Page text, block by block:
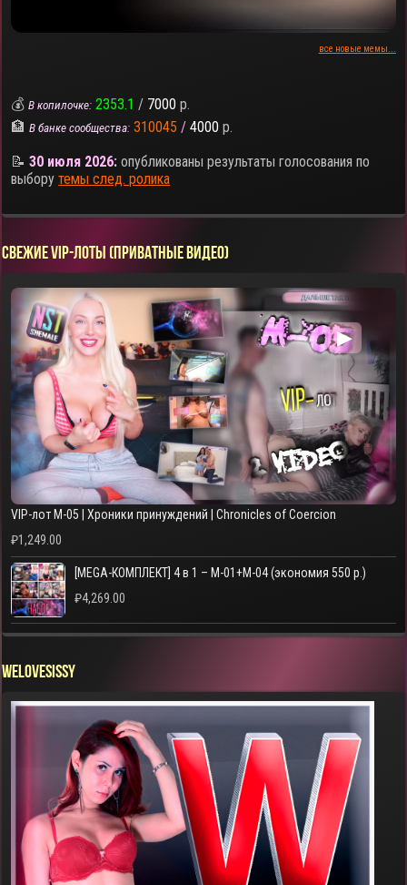
все новые мемы...
💰В копилочке: 2353.1 / 7000 р.
🏦В банке сообщества: 310045 / 4000 р.
📝30 июля 2026: опубликованы результаты голосования по
выборутемы след. ролика
СВЕЖИЕ VIP-ЛОТЫ (ПРИВАТНЫЕ ВИДЕО)
▶
VIP-лот M-05 | Хроники принуждений | Chronicles of Coercion
₽1,249.00
[MEGA-КОМПЛЕКТ] 4 в 1 – M-01+M-04 (экономия 550 р.)
₽4,269.00
WELOVESISSY